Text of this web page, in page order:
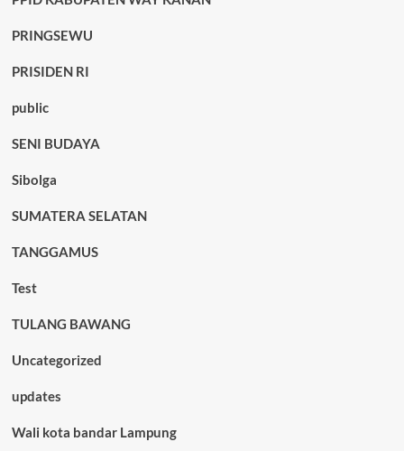
PRINGSEWU
PRISIDEN RI
public
SENI BUDAYA
Sibolga
SUMATERA SELATAN
TANGGAMUS
Test
TULANG BAWANG
Uncategorized
updates
Wali kota bandar Lampung